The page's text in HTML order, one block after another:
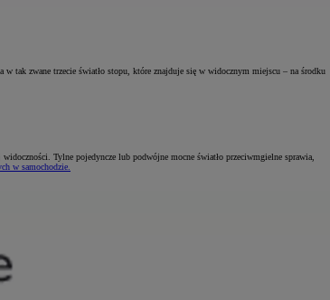
w tak zwane trzecie światło stopu, które znajduje się w widocznym miejscu – na środku
Tylne pojedyncze lub podwójne mocne światło przeciwmgielne sprawia,
w samochodzie.